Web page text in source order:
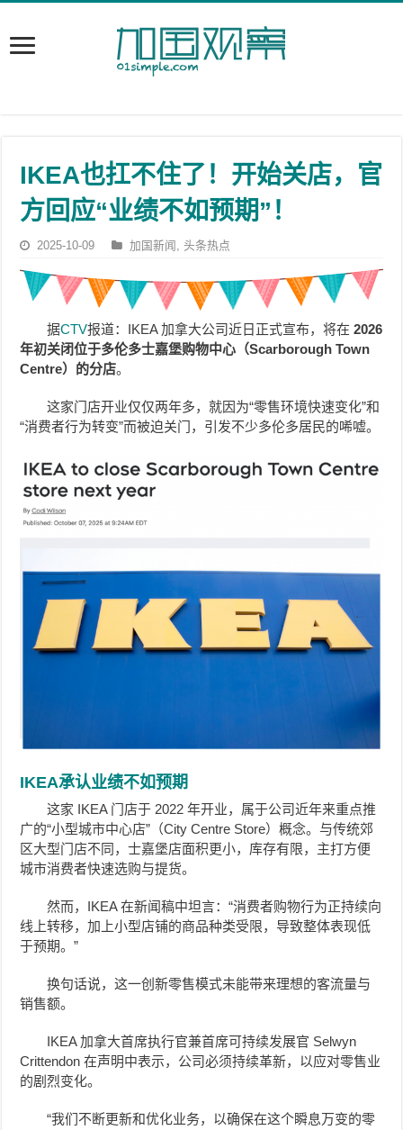
IKEA也扛不住了！开始关店，官
方回应“业绩不如预期”！
2025-10-09 加国新闻 ,头条热点
据CTV报道：IKEA 加拿大公司近日正式宣布，将在2026
年初关闭位于多伦多士嘉堡购物中心（Scarborough Town
Centre）的分店。
这家门店开业仅仅两年多，就因为“零售环境快速变化”和
“消费者行为转变”而被迫关门，引发不少多伦多居民的唏嘘。
IKEA承认业绩不如预期
这家 IKEA 门店于 2022 年开业，属于公司近年来重点推
广的“小型城市中心店”（City Centre Store）概念。与传统郊
区大型门店不同，士嘉堡店面积更小，库存有限，主打方便
城市消费者快速选购与提货。
然而，IKEA 在新闻稿中坦言：“消费者购物行为正持续向
线上转移，加上小型店铺的商品种类受限，导致整体表现低
于预期。”
换句话说，这一创新零售模式未能带来理想的客流量与
销售额。
IKEA 加拿大首席执行官兼首席可持续发展官 Selwyn
Crittendon 在声明中表示，公司必须持续革新，以应对零售业
的剧烈变化。
“我们不断更新和优化业务，以确保在这个瞬息万变的零